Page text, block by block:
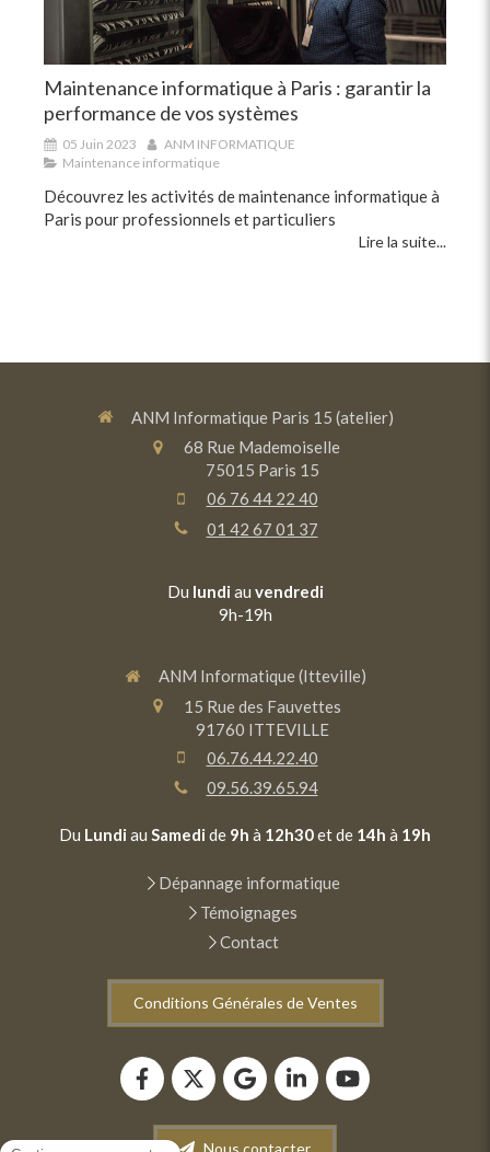
Maintenance informatique à Paris : garantir la
performance de vos systèmes
05 Juin 2023
ANM INFORMATIQUE
Maintenance informatique
Découvrez les activités de maintenance informatique à
Paris pour professionnels et particuliers
Lire la suite...
ANM Informatique Paris 15 (atelier)
68 Rue Mademoiselle
75015 Paris 15
06 76 44 22 40
01 42 67 01 37
Du lundi au vendredi
9h-19h
ANM Informatique (Itteville)
15 Rue des Fauvettes
91760 ITTEVILLE
06.76.44.22.40
09.56.39.65.94
Du Lundi au Samedi de 9h à 12h30et de 14h à 19h
Dépannage informatique
Témoignages
Contact
Conditions Générales de Ventes
Nous contacter